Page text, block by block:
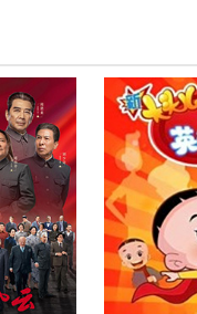
熱播榜